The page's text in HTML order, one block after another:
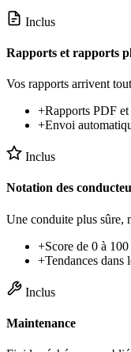
Inclus
Rapports et rapports
Vos rapports arrivent
+Rapports PDF
+Envoi
Inclus
Notation des
Une conduite plus sûre,
+Score de 0 à 100
+Tendances dans
Inclus
Maintenance